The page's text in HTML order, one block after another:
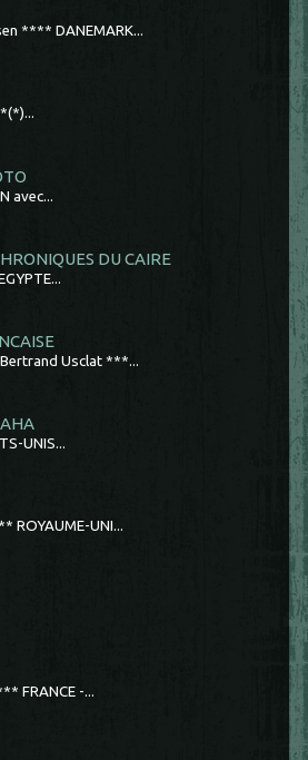
**** DANEMARK...
avec...
DU CAIRE
Usclat ***...
UNIS...
ROYAUME-UNI...
FRANCE -...